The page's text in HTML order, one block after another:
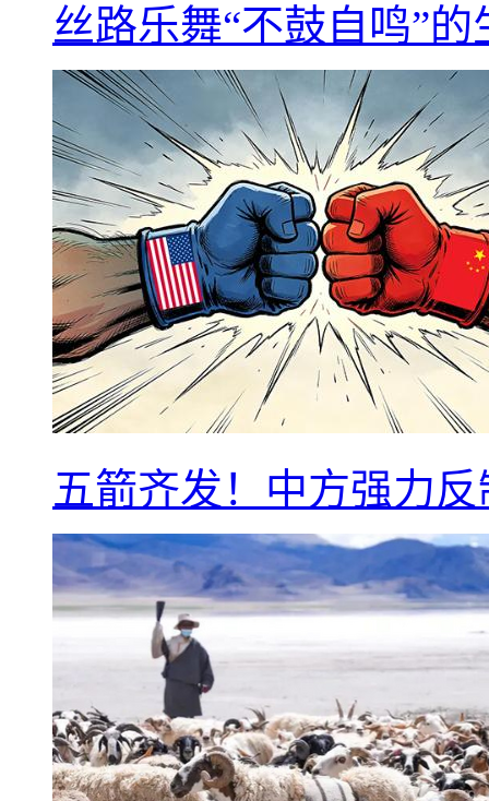
丝路乐舞“不鼓自鸣”
五箭齐发！中方强力